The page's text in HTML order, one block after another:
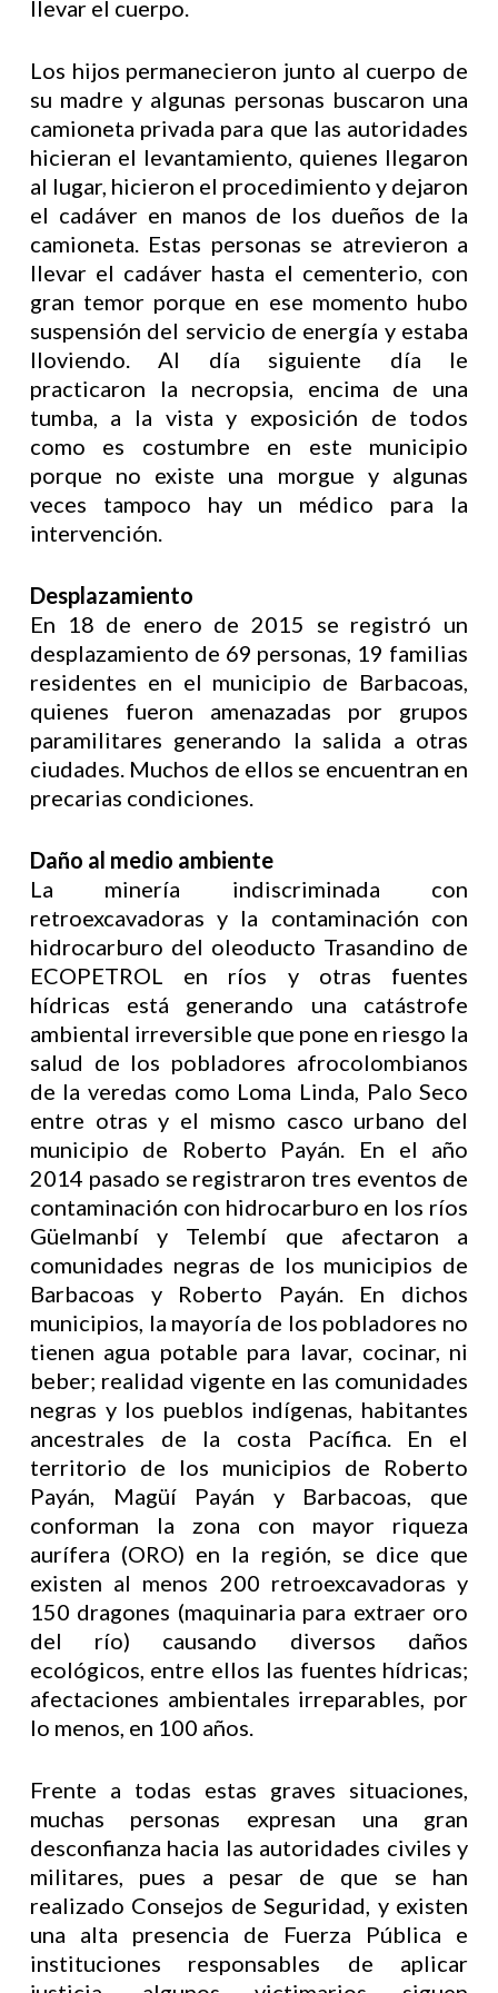
llevar el cuerpo.
Los hijos permanecieron junto al cuerpo de
su madre y algunas personas buscaron una
camioneta privada para que las autoridades
hicieran el levantamiento, quienes llegaron
al lugar, hicieron el procedimiento y dejaron
el cadáver en manos de los dueños de la
camioneta. Estas personas se atrevieron a
llevar el cadáver hasta el cementerio, con
gran temor porque en ese momento hubo
suspensión del servicio de energía y estaba
lloviendo. Al día siguiente día le
practicaron la necropsia, encima de una
tumba, a la vista y exposición de todos
como es costumbre en este municipio
porque no existe una morgue y algunas
veces tampoco hay un médico para la
intervención.
Desplazamiento
En 18 de enero de 2015 se registró un
desplazamiento de 69 personas, 19 familias
residentes en el municipio de Barbacoas,
quienes fueron amenazadas por grupos
paramilitares generando la salida a otras
ciudades. Muchos de ellos se encuentran en
precarias condiciones.
Daño al medio ambiente
La minería indiscriminada con
retroexcavadoras y la contaminación con
hidrocarburo del oleoducto Trasandino de
ECOPETROL en ríos y otras fuentes
hídricas está generando una catástrofe
ambiental irreversible que pone en riesgo la
salud de los pobladores afrocolombianos
de la veredas como Loma Linda, Palo Seco
entre otras y el mismo casco urbano del
municipio de Roberto Payán. En el año
2014 pasado se registraron tres eventos de
contaminación con hidrocarburo en los ríos
Güelmanbí y Telembí que afectaron a
comunidades negras de los municipios de
Barbacoas y Roberto Payán. En dichos
municipios, la mayoría de los pobladores no
tienen agua potable para lavar, cocinar, ni
beber; realidad vigente en las comunidades
negras y los pueblos indígenas, habitantes
ancestrales de la costa Pacífica. En el
territorio de los municipios de Roberto
Payán, Magüí Payán y Barbacoas, que
conforman la zona con mayor riqueza
aurífera (ORO) en la región, se dice que
existen al menos 200 retroexcavadoras y
150 dragones (maquinaria para extraer oro
del río) causando diversos daños
ecológicos, entre ellos las fuentes hídricas;
afectaciones ambientales irreparables, por
lo menos, en 100 años.
Frente a todas estas graves situaciones,
muchas personas expresan una gran
desconfianza hacia las autoridades civiles y
militares, pues a pesar de que se han
realizado Consejos de Seguridad, y existen
una alta presencia de Fuerza Pública e
instituciones responsables de aplicar